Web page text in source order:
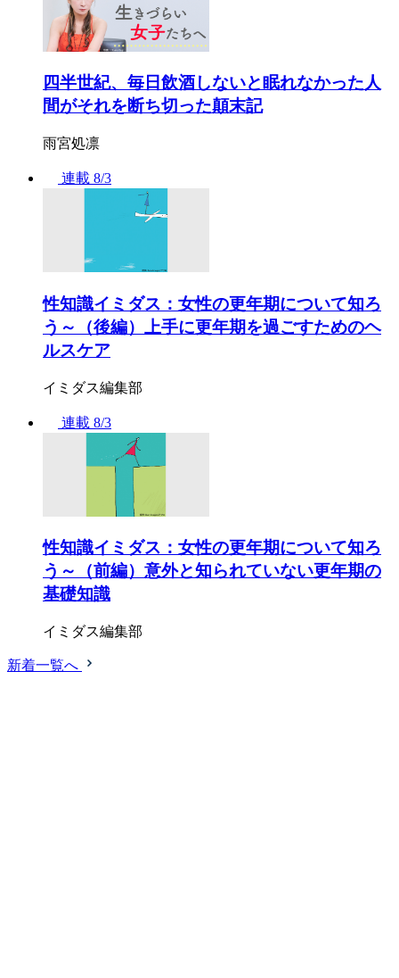
四半世紀、毎日飲酒しないと眠れなかった人
間がそれを断ち切った顛末記
雨宮処凛
連載 8/3
性知識イミダス：女性の更年期について知ろ
う～（後編）上手に更年期を過ごすためのヘ
ルスケア
イミダス編集部
連載 8/3
性知識イミダス：女性の更年期について知ろ
う～（前編）意外と知られていない更年期の
基礎知識
イミダス編集部
新着一覧へ